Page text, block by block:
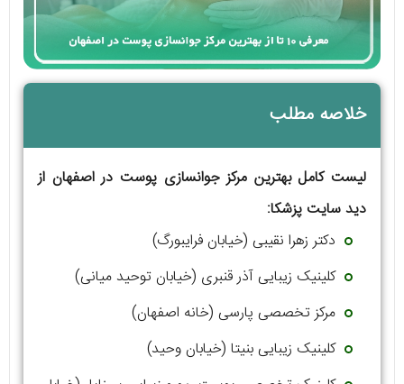
خلاصه مطلب
لیست کامل بهترین مرکز جوانسازی پوست در اصفهان از
دید سایت پزشکا:
دکتر زهرا نقیبی (خیابان فرایبورگ)
کلینیک زیبایی آذر قنبری (خیابان توحید میانی)
مرکز تخصصی پارسی (خانه اصفهان)
کلینیک زیبایی بنیتا (خیابان وحید)